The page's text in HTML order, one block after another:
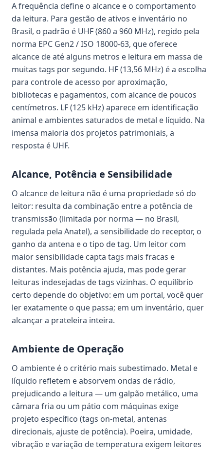
A frequência define o alcance e o comportamento
da leitura. Para gestão de ativos e inventário no
Brasil, o padrão é UHF (860 a 960 MHz), regido pela
norma EPC Gen2 / ISO 18000-63, que oferece
alcance de até alguns metros e leitura em massa de
muitas tags por segundo. HF (13,56 MHz) é a escolha
para controle de acesso por aproximação,
bibliotecas e pagamentos, com alcance de poucos
centímetros. LF (125 kHz) aparece em identificação
animal e ambientes saturados de metal e líquido. Na
imensa maioria dos projetos patrimoniais, a
resposta é UHF.
Alcance, Potência e Sensibilidade
O alcance de leitura não é uma propriedade só do
leitor: resulta da combinação entre a potência de
transmissão (limitada por norma — no Brasil,
regulada pela Anatel), a sensibilidade do receptor, o
ganho da antena e o tipo de tag. Um leitor com
maior sensibilidade capta tags mais fracas e
distantes. Mais potência ajuda, mas pode gerar
leituras indesejadas de tags vizinhas. O equilíbrio
certo depende do objetivo: em um portal, você quer
ler exatamente o que passa; em um inventário, quer
alcançar a prateleira inteira.
Ambiente de Operação
O ambiente é o critério mais subestimado. Metal e
líquido refletem e absorvem ondas de rádio,
prejudicando a leitura — um galpão metálico, uma
câmara fria ou um pátio com máquinas exige
projeto específico (tags on-metal, antenas
direcionais, ajuste de potência). Poeira, umidade,
vibração e variação de temperatura exigem leitores